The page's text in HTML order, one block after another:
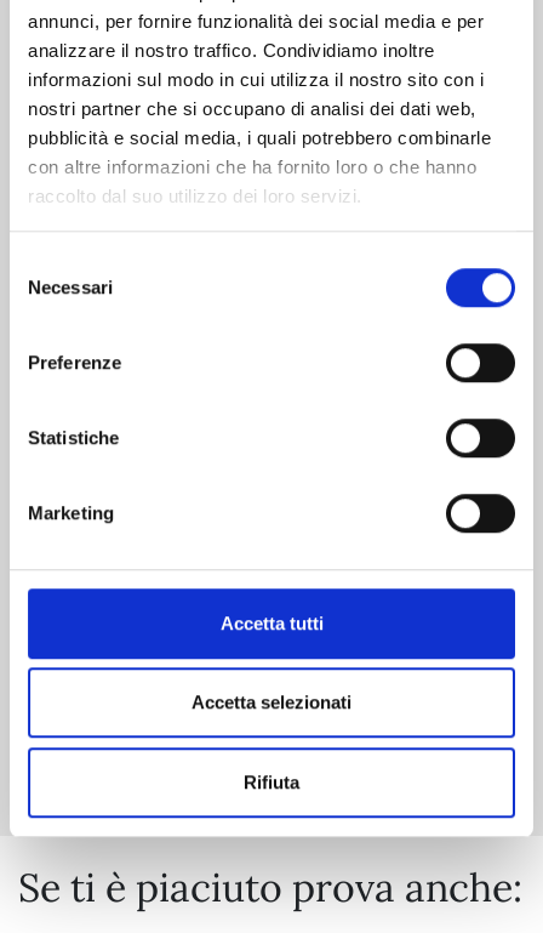
annunci, per fornire funzionalità dei social media e per
analizzare il nostro traffico. Condividiamo inoltre
informazioni sul modo in cui utilizza il nostro sito con i
nostri partner che si occupano di analisi dei dati web,
pubblicità e social media, i quali potrebbero combinarle
con altre informazioni che ha fornito loro o che hanno
raccolto dal suo utilizzo dei loro servizi.
delNecessari
Preferenze
Statistiche
Marketing
Accetta tutti
Accetta selezionati
Rifiuta
Altri volumi della serie
€ 5,90
Mostra tutto
Se ti è piaciuto prova anche: